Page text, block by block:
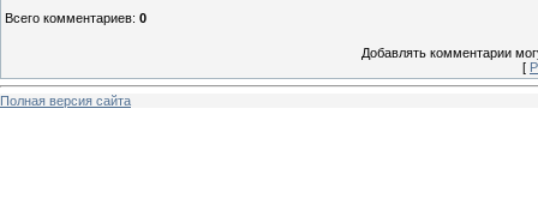
Всего комментариев: 0
Добавлять комментарии
[
Полная версия сайта